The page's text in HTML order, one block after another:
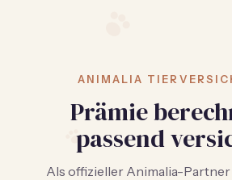
ANIMALIA
Prämie
passend
Als offizieller Animalia-